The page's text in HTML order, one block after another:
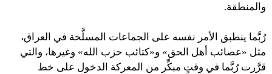
والمنطقة.
رُبَّما ينطبق الأمر نفسه على الجماعات المسلَّحة في العراق،
مثل «عصائب أهل الحق» و«كتائب حزب الله» وغيرها، والتي
قرَّرت رُبَّما في وقتٍ مبكِّر من المعركة الدخول على خط